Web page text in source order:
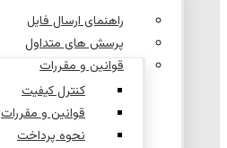
راهنمای ارسال فایل
پرسش های متداول
قوانین و مقررات
کنترل کیفیت
قوانین و مقررات
نحوه پرداخت